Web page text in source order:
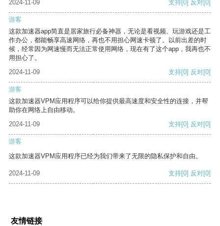
2024-11-09
支持[0] 反对[0]
游客
这款加速器app简直是居家旅行必备神器，无论是看视频、玩游戏还是工
作办公，都能畅享高速网络，再也不用担心网速卡顿了。以前出差的时
候，经常因为网速慢而无法正常使用网络，现在有了这个app，我再也不
用担心了。
2024-11-09
支持[0] 反对[0]
游客
这款加速器VPM应用程序可以给你提供最高速度和安全性的连接，并帮
助你在网络上自由移动。
2024-11-09
支持[0] 反对[0]
游客
这款加速器VPM应用程序已经为我们带来了无限的隐私保护和自由。
2024-11-09 支持[0] 反对[0]
友情链接